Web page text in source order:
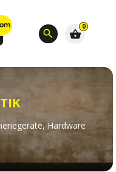
search
0
shopping_basket
Hardware